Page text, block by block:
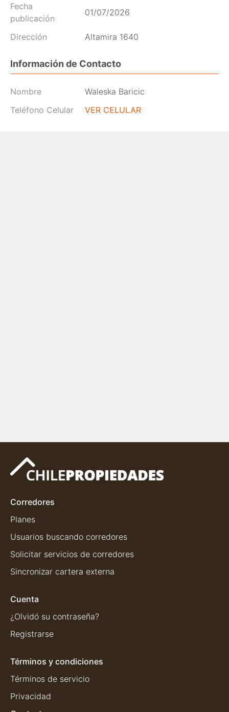
Fecha
publicación
01/07/2026
Dirección Altamira 1640
Información de Contacto
Nombre
Waleska Baricic
Teléfono Celular
VER CELULAR
Corredores
Planes
Usuarios buscando corredores
Solicitar servicios de corredores
Sincronizar cartera externa
Cuenta
¿Olvidó su contraseña?
Registrarse
Términos y condiciones
Términos de servicio
Privacidad